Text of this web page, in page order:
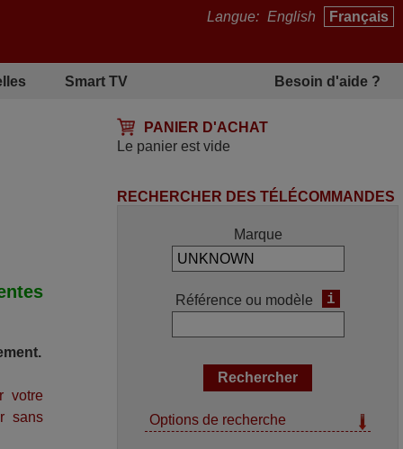
Langue: English Français
Smart TV Besoin d'aide ?
PANIER D'ACHAT
Le panier est vide
votre
sans
RECHERCHER DES TÉLÉCOMMANDES
Marque
Référence ou modèle i
Options de recherche